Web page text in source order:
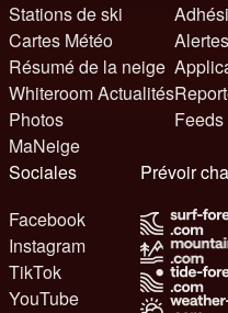
Stations de ski
Cartes Météo
Résumé de la neige
Whiteroom Actualités
Photos
MaNeige
Sociales
Facebook
Instagram
TikTok
YouTube
Prévoir